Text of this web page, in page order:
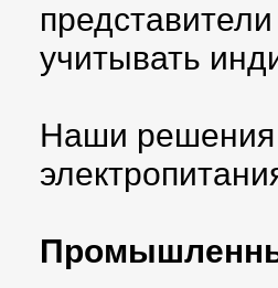
учитывать
Наши решения